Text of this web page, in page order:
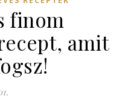
finom
amit